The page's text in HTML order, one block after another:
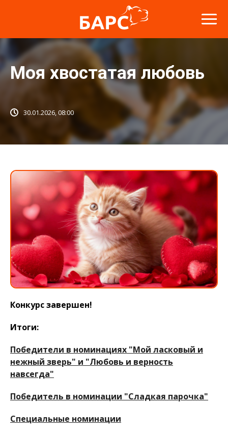
Моя хвостатая любовь
30.01.2026, 08:00
Конкурс завершен!
Итоги:
Победители в номинациях "Мой ласковый и
нежный зверь" и "Любовь и верность
навсегда"
Победитель в номинации "Сладкая парочка"
Специальные номинации